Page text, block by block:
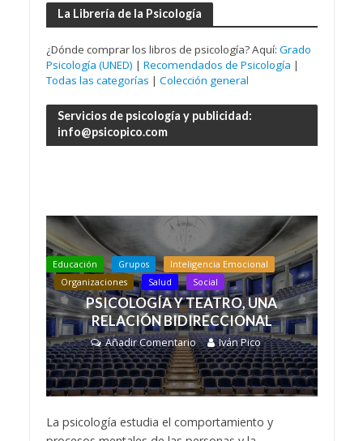
La Librería de la Psicología
¿Dónde comprar los libros de psicología? Aquí: Grado
Psicología (UNED) | Recomendados de Psicología |
Todas las categorías | Colección general
Servicios de psicología y publicidad:
info@psicopico.com
Educación Grupos
Inteligencia Emocional
Organizaciones
Salud Social
PSICOLOGÍA Y TEATRO, UNA
RELACIÓN BIDIRECCIONAL
Añadir Comentario Iván Pico
La psicología estudia el comportamiento y